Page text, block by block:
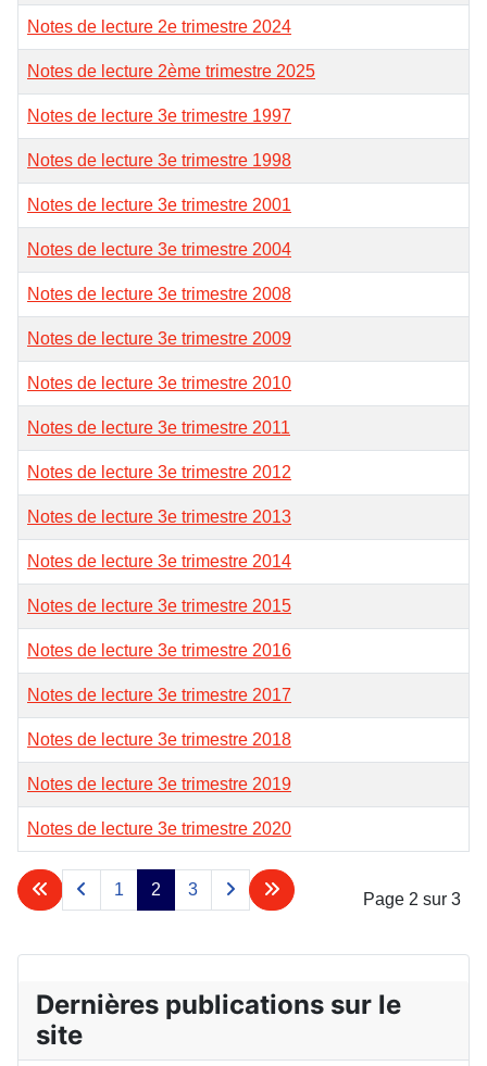
Notes de lecture 2e trimestre 2024
Notes de lecture 2ème trimestre 2025
Notes de lecture 3e trimestre 1997
Notes de lecture 3e trimestre 1998
Notes de lecture 3e trimestre 2001
Notes de lecture 3e trimestre 2004
Notes de lecture 3e trimestre 2008
Notes de lecture 3e trimestre 2009
Notes de lecture 3e trimestre 2010
Notes de lecture 3e trimestre 2011
Notes de lecture 3e trimestre 2012
Notes de lecture 3e trimestre 2013
Notes de lecture 3e trimestre 2014
Notes de lecture 3e trimestre 2015
Notes de lecture 3e trimestre 2016
Notes de lecture 3e trimestre 2017
Notes de lecture 3e trimestre 2018
Notes de lecture 3e trimestre 2019
Notes de lecture 3e trimestre 2020
Page 2 sur 3
1 2 3
Dernières publications sur le
site